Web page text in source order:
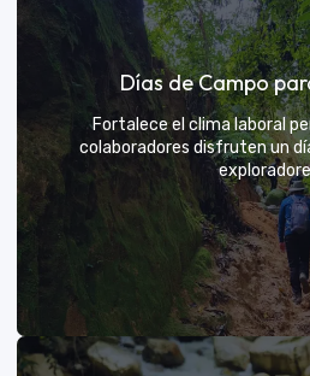
Días de
Un respiro campestre
diversión de
VER MÁS
Días de Campo
Fortalece el clima laboral
colaboradores disfruten un